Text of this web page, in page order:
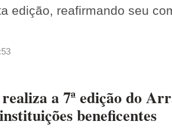
edição, reafirmando seu
a 7ª edição do
beneficentes